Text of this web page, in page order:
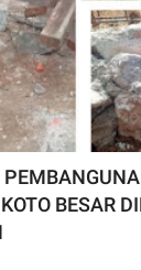
BESAR